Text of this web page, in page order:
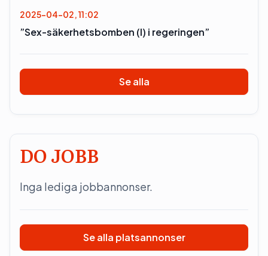
2025-04-02, 11:02
”Sex-säkerhetsbomben (l) i regeringen”
Se alla
DO JOBB
Inga lediga jobbannonser.
Se alla platsannonser